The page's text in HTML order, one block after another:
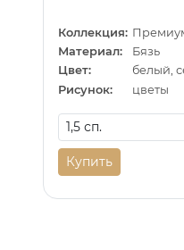
Коллекция:
Материал:
Бязь
Цвет:
белый,
Рисунок:
цветы
Купить